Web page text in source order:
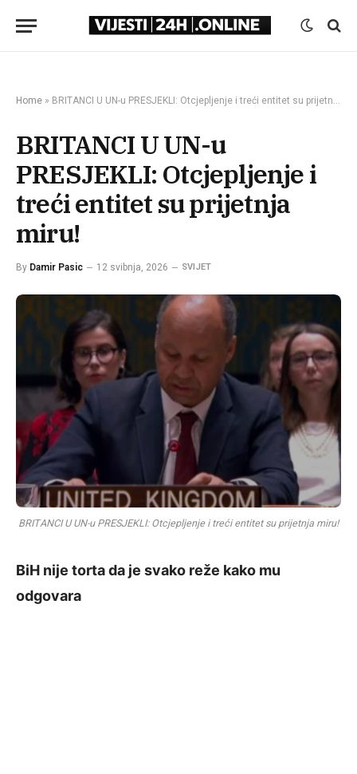
Home » BRITANCI U UN-u PRESJEKLI: Otcjepljenje i treći entitet su prijetnja miru!
BRITANCI U UN-u
PRESJEKLI: Otcjepljenje i
treći entitet su prijetnja
miru!
By Damir Pasic 12 svibnja, 2026 SVIJET
BRITANCI U UN-u PRESJEKLI: Otcjepljenje i treći entitet su prijetnja miru!
BiH nije torta da je svako reže kako mu
odgovara